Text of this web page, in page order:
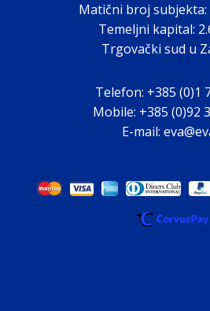
Matični broj subjekta:
Temeljni kapital:
Trgovački sud u
Telefon: +385 (0)1
Mobile: +385 (0)92
E-mail: